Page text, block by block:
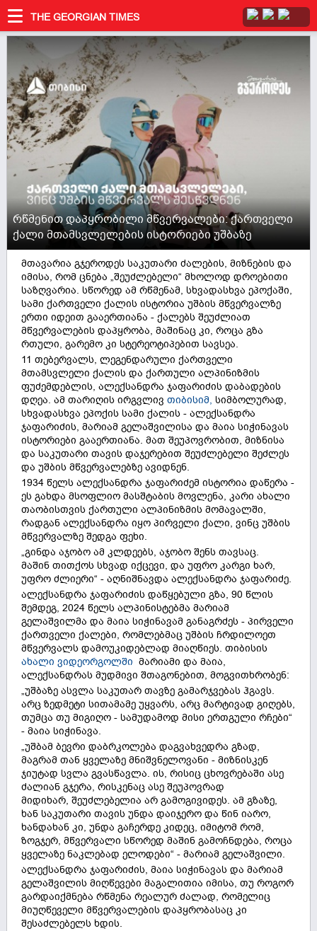
THE GEORGIAN TIMES
რწმენით დაპყრობილი მწვერვალები: ქართველი
ქალი მთამსვლელების ისტორიები უშბაზე
მთავარია გჯეროდეს საკუთარი ძალების, მიზნების და
იმისა, რომ ცნება „შეუძლებელი“ მხოლოდ დროებითი
საზღვარია. სწორედ ამ რწმენამ, სხვადასხვა ეპოქაში,
სამი ქართველი ქალის ისტორია უშბის მწვერვალზე
ერთი იდეით გააერთიანა - ქალებს შეუძლიათ
მწვერვალების დაპყრობა, მაშინაც კი, როცა გზა
რთული, გარემო კი სტერეოტიპებით სავსეა.
11 თებერვალს, ლეგენდარული ქართველი
მთამსვლელი ქალის და ქართული ალპინიზმის
ფუძემდებლის, ალექსანდრა ჯაფარიძის დაბადების
დღეა. ამ თარიღის ირგვლივ თიბისიმ, სიმბოლურად,
სხვადასხვა ეპოქის სამი ქალის - ალექსანდრა
ჯაფარიძის, მარიამ გელაშვილისა და მაია სიჭინავას
ისტორიები გააერთიანა. მათ შეუპოვრობით, მიზნისა
და საკუთარი თავის დაჯერებით შეუძლებელი შეძლეს
და უშბის მწვერვალებზე ავიდნენ.
1934 წელს ალექსანდრა ჯაფარიძემ ისტორია დაწერა -
ეს გახდა მსოფლიო მასშტაბის მოვლენა, კარი ახალი
თაობისთვის ქართული ალპინიზმის მომავალში,
რადგან ალექსანდრა იყო პირველი ქალი, ვინც უშბის
მწვერვალზე შედგა ფეხი.
„გინდა აჯობო ამ კლდეებს, აჯობო შენს თავსაც.
მაშინ თითქოს სხვად იქცევი, და უფრო კარგი ხარ,
უფრო ძლიერი“ - აღნიშნავდა ალექსანდრა ჯაფარიძე.
ალექსანდრა ჯაფარიძის დაწყებული გზა, 90 წლის
შემდეგ, 2024 წელს ალპინისტებმა მარიამ
გელაშვილმა და მაია სიჭინავამ განაგრძეს - პირველი
ქართველი ქალები, რომლებმაც უშბის ჩრდილოეთ
მწვერვალს დამოუკიდებლად მიაღწიეს. თიბისის
ახალი ვიდეორგოლში მარიამი და მაია,
ალექსანდრას მუდმივი შთაგონებით, მოგვითხრობენ:
„უშბაზე ასვლა საკუთარ თავზე გამარჯვებას ჰგავს.
არც ზედმეტი სითამამე უყვარს, არც მარტივად გიღებს,
თუმცა თუ მიგიღო - სამუდამოდ მისი ერთგული რჩები“
- მაია სიჭინავა.
„უშბამ ბევრი დაბრკოლება დაგვახვედრა გზად,
მაგრამ თან ყველაზე მნიშვნელოვანი - მიზნისკენ
ჯიუტად სვლა გვასწავლა. ის, რისიც ცხოვრებაში ასე
ძალიან გჯერა, რისკენაც ასე შეუპოვრად
მიდიხარ, შეუძლებელია არ გამოგივიდეს. ამ გზაზე,
ხან საკუთარი თავის უნდა დაიჯერო და წინ იარო,
ხანდახან კი, უნდა გაჩერდე კიდეც, იმიტომ რომ,
ზოგჯერ, მწვერვალი სწორედ მაშინ გამოჩნდება, როცა
ყველაზე ნაკლებად ელოდები“ - მარიამ გელაშვილი.
ალექსანდრა ჯაფარიძის, მაია სიჭინავას და მარიამ
გელაშვილის მიღწევები მაგალითია იმისა, თუ როგორ
გარდაიქმნება რწმენა რეალურ ძალად, რომელიც
მიუღწეველი მწვერვალების დაპყრობასაც კი
შესაძლებელს ხდის.